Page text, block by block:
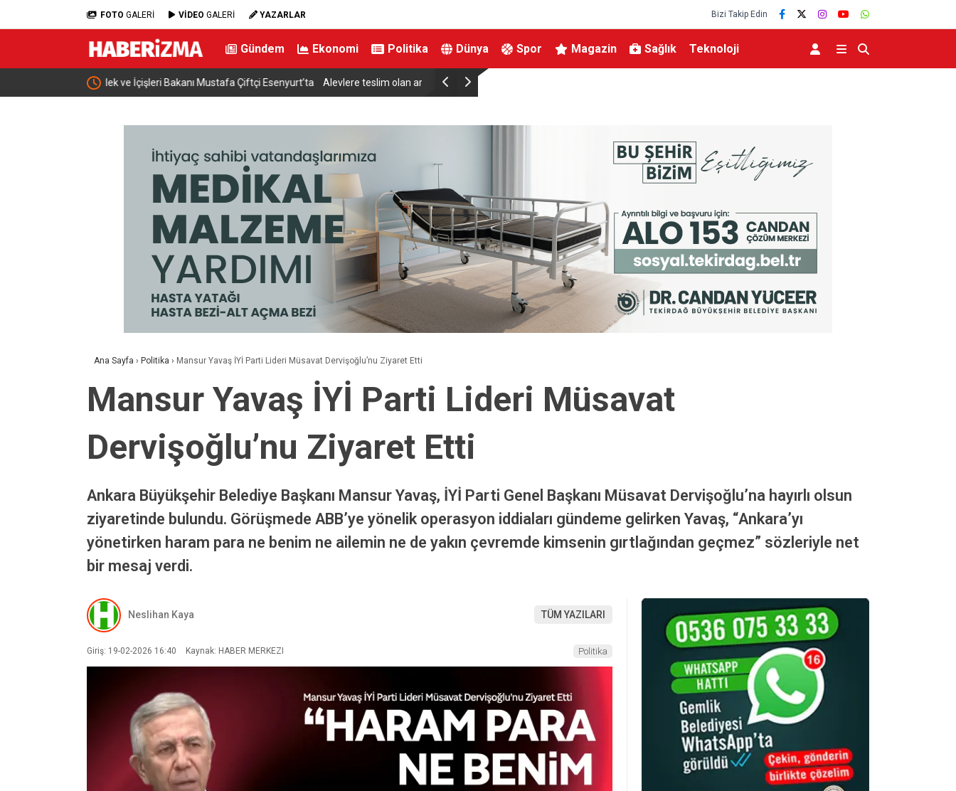
FOTO GALERİ VİDEO GALERİ YAZARLAR Bizi Takip Edin
Gündem Ekonomi Politika Dünya Spor Magazin Sağlık Teknoloji
Çiftçi Esenyurt’ta Alevlere teslim olan araç kullanılamaz hale geldi Erenköy Direnişi’nin 62’nci yıl dönümünde şehitler törenle anıldı
Ana Sayfa › Politika › Mansur Yavaş İYİ Parti Lideri Müsavat Dervişoğlu’nu Ziyaret Etti
Mansur Yavaş İYİ Parti Lideri Müsavat
Dervişoğlu’nu Ziyaret Etti
Ankara Büyükşehir Belediye Başkanı Mansur Yavaş, İYİ Parti Genel Başkanı Müsavat Dervişoğlu’na hayırlı olsun
ziyaretinde bulundu. Görüşmede ABB’ye yönelik operasyon iddiaları gündeme gelirken Yavaş, “Ankara’yı
yönetirken haram para ne benim ne ailemin ne de yakın çevremde kimsenin gırtlağından geçmez” sözleriyle net
bir mesaj verdi.
Neslihan Kaya TÜM YAZILARI
Giriş: 19-02-2026 16:40 Kaynak: HABER MERKEZI Politika